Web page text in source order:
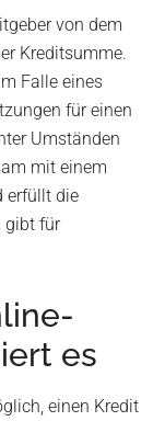
von dem
Kreditsumme.
Falle eines
für einen
Umständen
mit einem
erfüllt die
gibt für
es
einen Kredit